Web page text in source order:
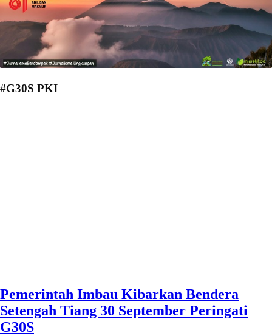
#G30S PKI
Pemerintah Imbau Kibarkan Bendera
Setengah Tiang 30 September Peringati
G30S